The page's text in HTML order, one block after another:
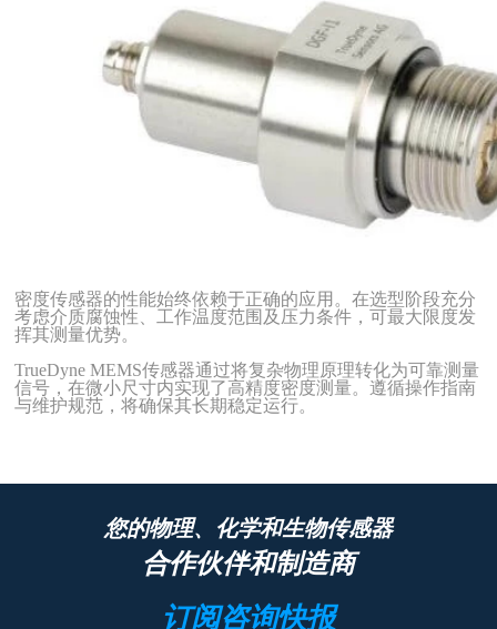
密度传感器的性能始终依赖于正确的应用。在选型阶段充分
考虑介质腐蚀性、工作温度范围及压力条件，可最大限度发
挥其测量优势。
TrueDyne MEMS传感器通过将复杂物理原理转化为可靠测量
信号，在微小尺寸内实现了高精度密度测量。遵循操作指南
与维护规范，将确保其长期稳定运行。
您的物理、化学和生物传感器
合作伙伴和制造商
订阅咨询快报